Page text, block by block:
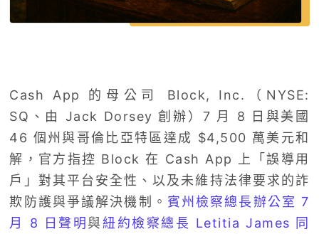
Cash App 的母公司 Block, Inc.（NYSE:
SQ、由 Jack Dorsey 創辦）7 月 8 日與美國
46 個州與哥倫比亞特區達成 $4,500 萬美元和
解，官方指控 Block 在 Cash App 上「誤導用
戶」對其平台安全性、以及未維持法律要求的詐
欺防護與爭議解決機制。 賓州檢察總長辦公室 7
月 8 日聲明與紐約檢察總長 Letitia James 同